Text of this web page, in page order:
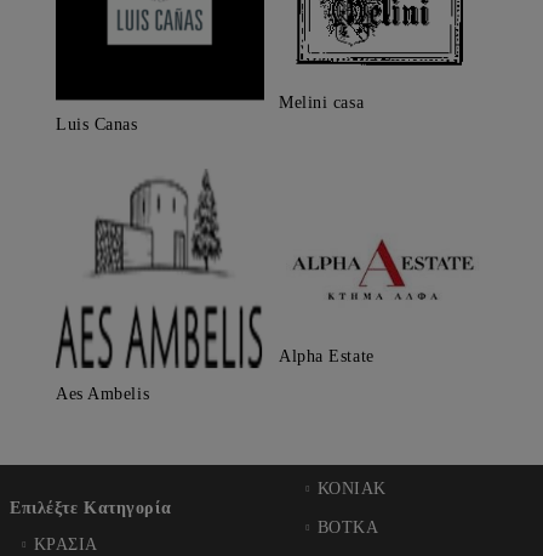
Luis Canas
Melini casa
Aes Ambelis
Alpha Estate
Επιλέξτε Κατηγορία
ΚΡΑΣΙΑ
ΚΟΝΙΑΚ
ΒΟΤΚΑ